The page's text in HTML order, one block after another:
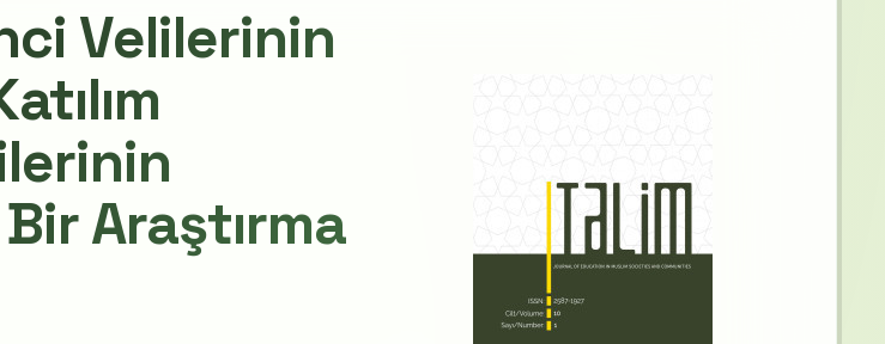
Velilerinin
Araştırma